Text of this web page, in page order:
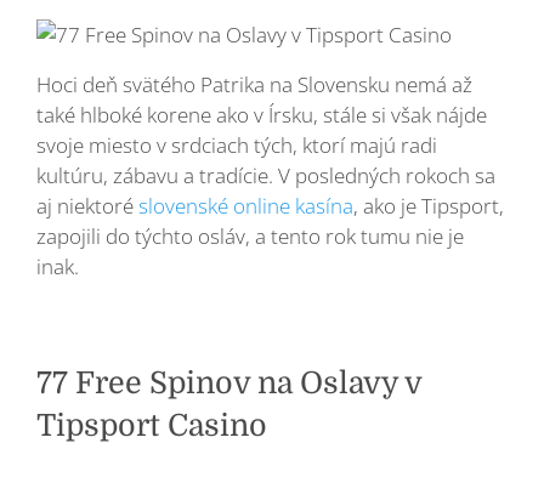
Hoci deň svätého Patrika na Slovensku nemá až
také hlboké korene ako v Írsku, stále si však nájde
svoje miesto v srdciach tých, ktorí majú radi
kultúru, zábavu a tradície. V posledných rokoch sa
aj niektoréslovenské online kasína, ako je Tipsport,
zapojili do týchto osláv, a tento rok tumu nie je
inak.
77 Free Spinov na Oslavy v
Tipsport Casino